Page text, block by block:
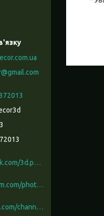
https://www.facebook.com/3d.photodecor/
https://www.instagram.com/photodecor.com.ua/
https://www.youtube.com/channel/UCXCUerfqRY1Pw7-IptdbqyA/videos